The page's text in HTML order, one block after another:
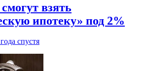
взять
ипотеку» под 2%
спустя